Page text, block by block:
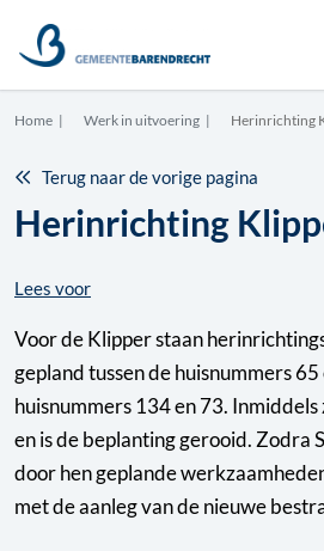
Home Werk in uitvoering Herinrichting
Terug naar de vorige pagina
Herinrichting
Lees voor
Voor de Klipper staan
gepland tussen de huisnummers
huisnummers 134 en 73.
en is de beplanting gerooid. Zodra
door hen geplande
met de aanleg van de nieuwe